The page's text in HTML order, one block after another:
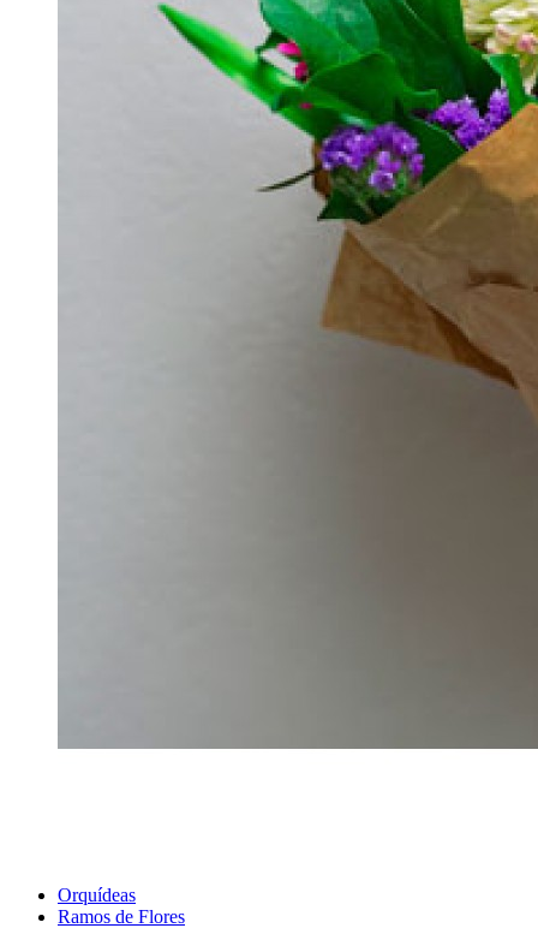
Orquídeas
Ramos de Flores